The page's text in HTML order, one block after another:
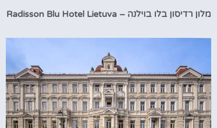
מלון רדיסון בלו בוילנה – Radisson Blu Hotel Lietuva